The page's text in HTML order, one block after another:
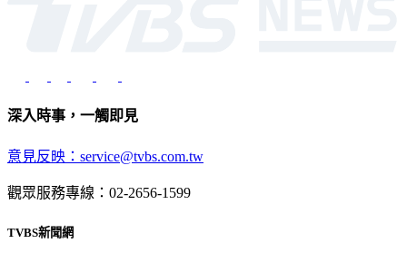
深入時事，一觸即見
意見反映：service@tvbs.com.tw
觀眾服務專線：02-2656-1599
TVBS新聞網